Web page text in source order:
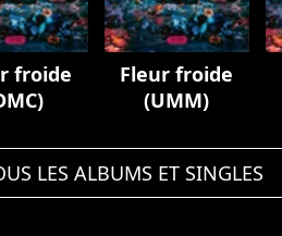
froide
Fleur froide
(UMM)
LES ALBUMS ET SINGLES